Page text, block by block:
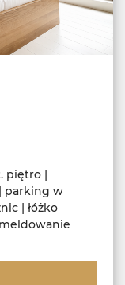
piętro |
parking w
| łóżko